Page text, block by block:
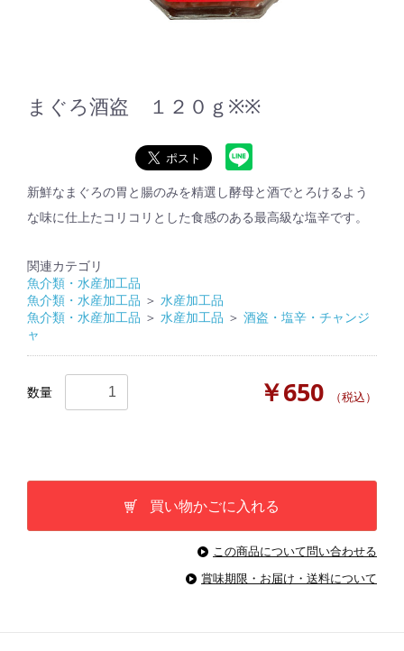
まぐろ酒盗 １２０ｇ※※
新鮮なまぐろの胃と腸のみを精選し酵母と酒でとろけるよう
な味に仕上たコリコリとした食感のある最高級な塩辛です。
関連カテゴリ
魚介類・水産加工品
魚介類・水産加工品 ＞ 水産加工品
魚介類・水産加工品 ＞ 水産加工品 ＞ 酒盗・塩辛・チャンジ
ャ
￥650 （税込）
数量
買い物かごに入れる
この商品について問い合わせる
賞味期限・お届け・送料について